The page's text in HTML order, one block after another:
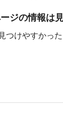
ジの情報は
つけやすかった